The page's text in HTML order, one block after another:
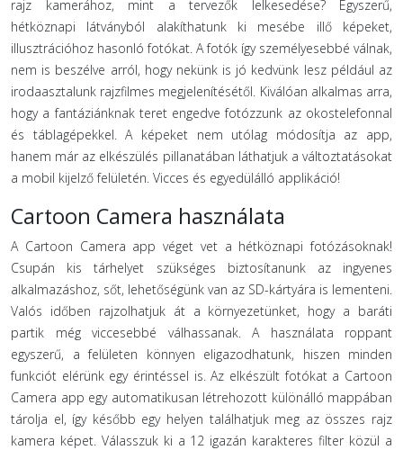
rajz kamerához, mint a tervezők lelkesedése? Egyszerű,
hétköznapi látványból alakíthatunk ki mesébe illő képeket,
illusztrációhoz hasonló fotókat. A fotók így személyesebbé válnak,
nem is beszélve arról, hogy nekünk is jó kedvünk lesz például az
irodaasztalunk rajzfilmes megjelenítésétől. Kiválóan alkalmas arra,
hogy a fantáziánknak teret engedve fotózzunk az okostelefonnal
és táblagépekkel. A képeket nem utólag módosítja az app,
hanem már az elkészülés pillanatában láthatjuk a változtatásokat
a mobil kijelző felületén. Vicces és egyedülálló applikáció!
Cartoon Camera használata
A Cartoon Camera app véget vet a hétköznapi fotózásoknak!
Csupán kis tárhelyet szükséges biztosítanunk az ingyenes
alkalmazáshoz, sőt, lehetőségünk van az SD-kártyára is lementeni.
Valós időben rajzolhatjuk át a környezetünket, hogy a baráti
partik még viccesebbé válhassanak. A használata roppant
egyszerű, a felületen könnyen eligazodhatunk, hiszen minden
funkciót elérünk egy érintéssel is. Az elkészült fotókat a Cartoon
Camera app egy automatikusan létrehozott különálló mappában
tárolja el, így később egy helyen találhatjuk meg az összes rajz
kamera képet. Válasszuk ki a 12 igazán karakteres filter közül a